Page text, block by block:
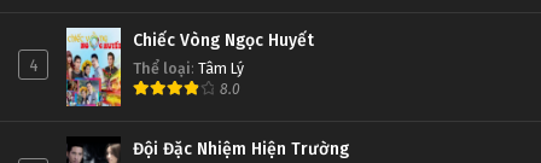
4
Chiếc Vòng Ngọc Huyết
Thể loại: Tâm Lý
8.0
Đội Đặc Nhiệm Hiện Trường